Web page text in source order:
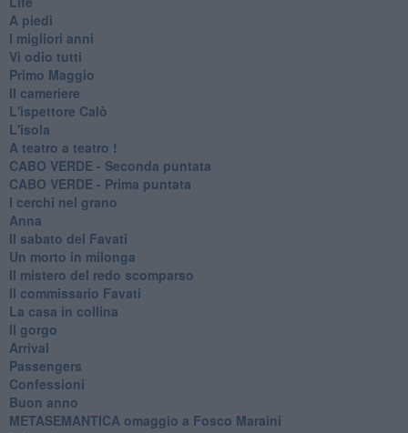
A piedi
I migliori anni
Vi odio tutti
Primo Maggio
Il cameriere
L'ispettore Calò
L'isola
A teatro a teatro !
CABO VERDE - Seconda puntata
CABO VERDE - Prima puntata
I cerchi nel grano
Anna
Il sabato del Favati
Un morto in milonga
Il mistero del redo scomparso
Il commissario Favati
La casa in collina
Il gorgo
Arrival
Passengers
Confessioni
Buon anno
METASEMANTICA omaggio a Fosco Maraini